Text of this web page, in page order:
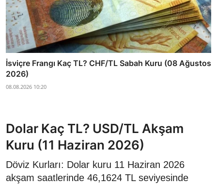
İsviçre Frangı Kaç TL? CHF/TL Sabah Kuru (08 Ağustos
2026)
08.08.2026 10:20
Dolar Kaç TL? USD/TL Akşam
Kuru (11 Haziran 2026)
Döviz Kurları: Dolar kuru 11 Haziran 2026
akşam saatlerinde 46,1624 TL seviyesinde